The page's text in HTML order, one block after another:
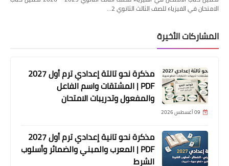
الامتحان في الفيزياء للصف الثالث الثانوي 2…
المشاركات الأخيرة
مذكرة نحو تالتة إعدادي ترم أول 2027
PDF | المشتقات واسم الفاعل
والمفعول وتدريبات الامتحان
09 أغسطس 2026
مذكرة نحو تانية إعدادي ترم أول 2027
PDF | المعرب والمبني والضمائر وأسلوب
الشرط